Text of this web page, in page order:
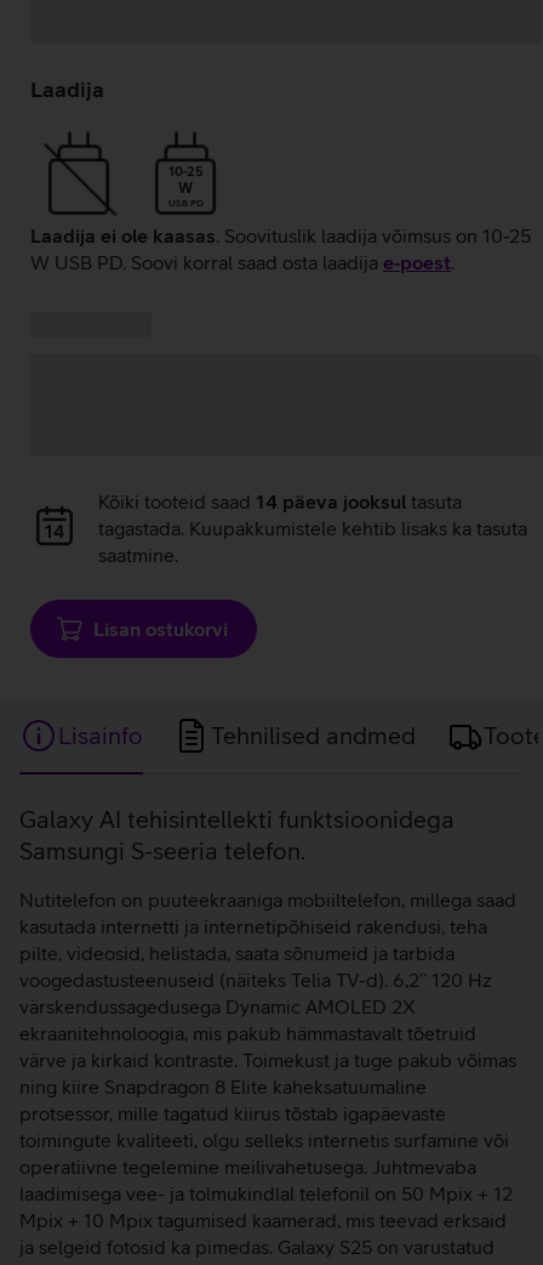
laadimine
Laadija
10-25
W
USB PD
Laadija ei ole kaasas. Soovituslik laadija võimsus on 10-25
W USB PD. Soovi korral saad osta laadija e‑poest.
Andmete
laadimine
Kõiki tooteid saad 14 päeva jooksul tasuta
tagastada. Kuupakkumistele kehtib lisaks ka tasuta
saatmine.
Lisan ostukorvi
Lisainfo Tehnilised andmed
Lisainfo
Galaxy AI tehisintellekti funktsioonidega
Samsungi S-seeria telefon.
Nutitelefon on puuteekraaniga mobiiltelefon, millega saad
kasutada internetti ja internetipõhiseid rakendusi, teha
pilte, videosid, helistada, saata sõnumeid ja tarbida
voogedastusteenuseid (näiteks Telia TV-d). 6,2’’ 120 Hz
värskendussagedusega Dynamic AMOLED 2X
ekraanitehnoloogia, mis pakub hämmastavalt tõetruid
värve ja kirkaid kontraste. Toimekust ja tuge pakub võimas
ning kiire Snapdragon 8 Elite kaheksatuumaline
protsessor, mille tagatud kiirus tõstab igapäevaste
toimingute kvaliteeti, olgu selleks internetis surfamine või
operatiivne tegelemine meilivahetusega. Juhtmevaba
laadimisega vee- ja tolmukindlal telefonil on 50 Mpix + 12
Mpix + 10 Mpix tagumised kaamerad, mis teevad erksaid
ja selgeid fotosid ka pimedas. Galaxy S25 on varustatud